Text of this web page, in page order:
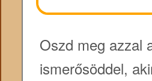
Oszd meg azzal
ismerősöddel,